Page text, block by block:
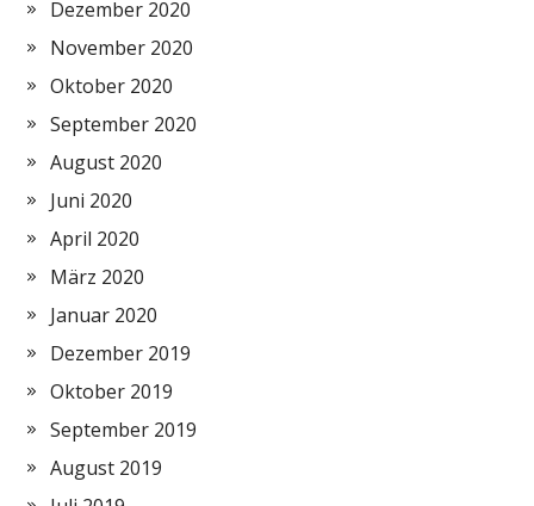
Dezember 2020
November 2020
Oktober 2020
September 2020
August 2020
Juni 2020
April 2020
März 2020
Januar 2020
Dezember 2019
Oktober 2019
September 2019
August 2019